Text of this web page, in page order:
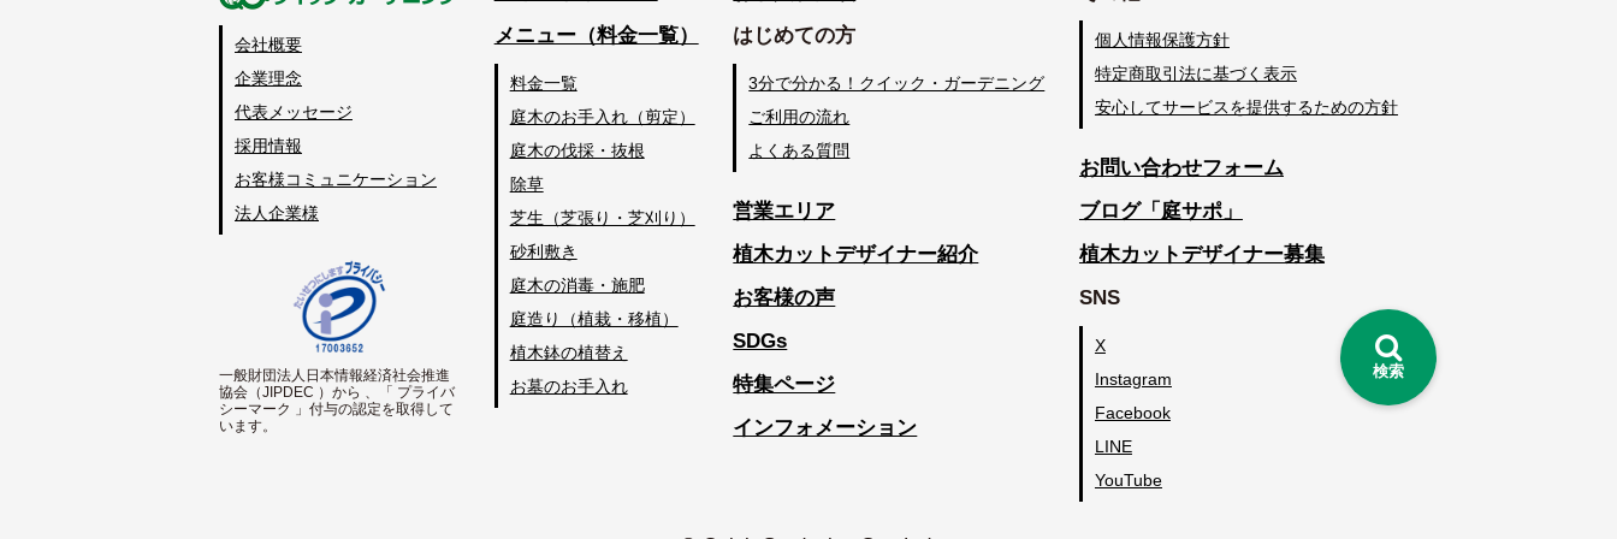
検索
会社概要
企業理念
代表メッセージ
採用情報
お客様コミュニケーション
法人企業様
一般財団法人日本情報経済社会推進
協会（JIPDEC ）から 、「 プライバ
シーマーク 」付与の認定を取得して
います。
メニュー（料金一覧）
料金一覧
庭木のお手入れ（剪定）
庭木の伐採・抜根
除草
芝生（芝張り・芝刈り）
砂利敷き
庭木の消毒・施肥
庭造り（植栽・移植）
植木鉢の植替え
お墓のお手入れ
はじめての方
3分で分かる！クイック・ガーデニング
ご利用の流れ
よくある質問
営業エリア
植木カットデザイナー紹介
お客様の声
SDGs
特集ページ
インフォメーション
個人情報保護方針
特定商取引法に基づく表示
安心してサービスを提供するための方針
お問い合わせフォーム
ブログ「庭サポ」
植木カットデザイナー募集
SNS
X
Instagram
Facebook
LINE
YouTube